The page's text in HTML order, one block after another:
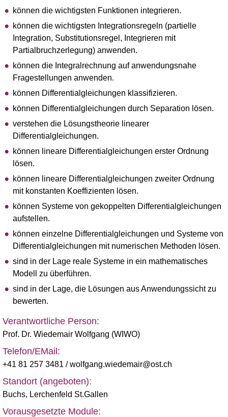
können die wichtigsten Funktionen integrieren.
können die wichtigsten Integrationsregeln (partielle
Integration, Substitutionsregel, Integrieren mit
Partialbruchzerlegung) anwenden.
können die Integralrechnung auf anwendungsnahe
Fragestellungen anwenden.
können Differentialgleichungen klassifizieren.
können Differentialgleichungen durch Separation lösen.
verstehen die Lösungstheorie linearer
Differentialgleichungen.
können lineare Differentialgleichungen erster Ordnung
lösen.
können lineare Differentialgleichungen zweiter Ordnung
mit konstanten Koeffizienten lösen.
können Systeme von gekoppelten Differentialgleichungen
aufstellen.
können einzelne Differentialgleichungen und Systeme von
Differentialgleichungen mit numerischen Methoden lösen.
sind in der Lage reale Systeme in ein mathematisches
Modell zu überführen.
sind in der Lage, die Lösungen aus Anwendungssicht zu
bewerten.
Verantwortliche Person:
Prof. Dr. Wiedemair Wolfgang (WIWO)
Telefon/EMail:
+41 81 257 3481 / wolfgang.wiedemair@ost.ch
Standort (angeboten):
Buchs, Lerchenfeld St.Gallen
Vorausgesetzte Module: